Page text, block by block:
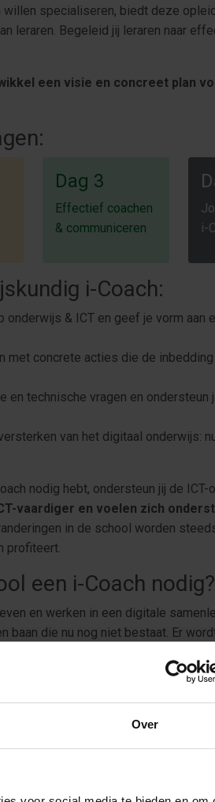
Over
specialiseren, biedt deze
leraren. Begeleid jij leraren naar
een visie en concreet plan
Dag 3
Effectief coachen
& communiceren
i-
i-Coach:
& ICT en geef je vorm aan
met concrete acties die de inbedding
technische vragen en ondersteun
van het digitaal onderwijs:
nodig hebt, ondersteun jij de ICT-
vaardiger en voelen zich
in de school worden
profiteert.
een i-Coach nodig?
en werken in een digitale
die nu nog niet bestaat. Er
helpen om ICT-vaardiger te
Onderwijs in digitale
en slechts 1 op de 10 van
nog voornamelijk op de
er daarom voor een